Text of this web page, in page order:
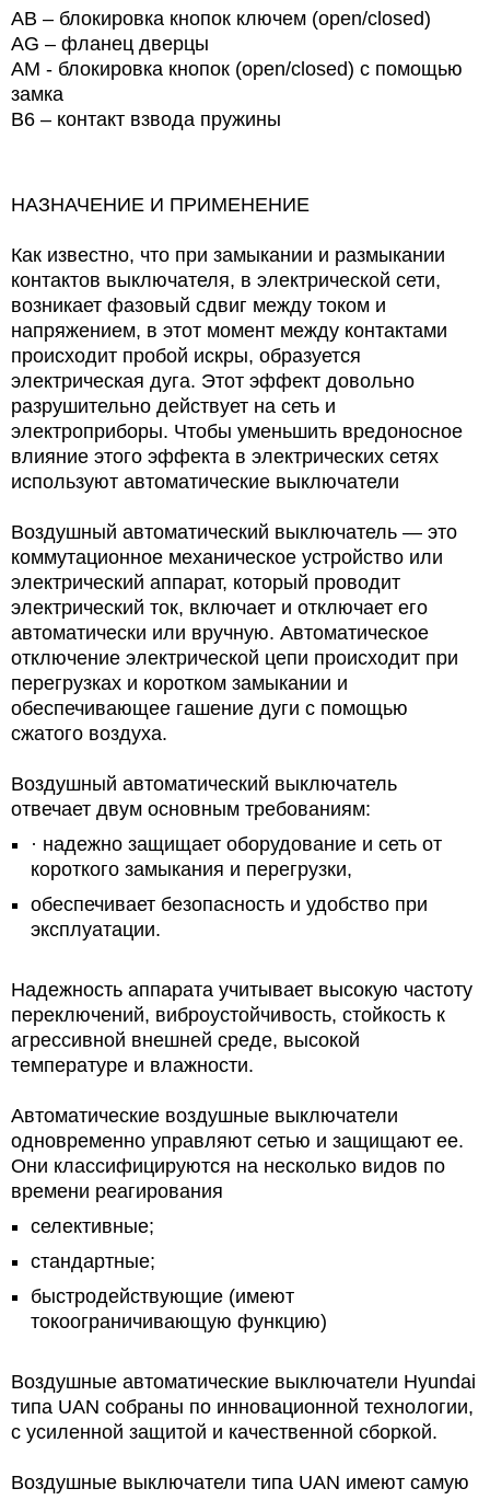
AB – блокировка кнопок ключем (open/closed)
AG – фланец дверцы
AM - блокировка кнопок (open/closed) с помощью
замка
B6 – контакт взвода пружины
НАЗНАЧЕНИЕ И ПРИМЕНЕНИЕ
Как известно, что при замыкании и размыкании
контактов выключателя, в электрической сети,
возникает фазовый сдвиг между током и
напряжением, в этот момент между контактами
происходит пробой искры, образуется
электрическая дуга. Этот эффект довольно
разрушительно действует на сеть и
электроприборы. Чтобы уменьшить вредоносное
влияние этого эффекта в электрических сетях
используют автоматические выключатели
Воздушный автоматический выключатель — это
коммутационное механическое устройство или
электрический аппарат, который проводит
электрический ток, включает и отключает его
автоматически или вручную. Автоматическое
отключение электрической цепи происходит при
перегрузках и коротком замыкании и
обеспечивающее гашение дуги с помощью
сжатого воздуха.
Воздушный автоматический выключатель
отвечает двум основным требованиям:
· надежно защищает оборудование и сеть от
короткого замыкания и перегрузки,
обеспечивает безопасность и удобство при
эксплуатации.
Надежность аппарата учитывает высокую частоту
переключений, виброустойчивость, стойкость к
агрессивной внешней среде, высокой
температуре и влажности.
Автоматические воздушные выключатели
одновременно управляют сетью и защищают ее.
Они классифицируются на несколько видов по
времени реагирования
селективные;
стандартные;
быстродействующие (имеют
токоограничивающую функцию)
Воздушные автоматические выключатели Hyundai
типа UAN собраны по инновационной технологии,
с усиленной защитой и качественной сборкой.
Воздушные выключатели типа UAN имеют самую